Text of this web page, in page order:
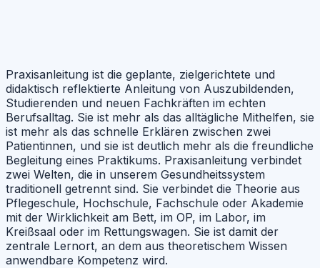
Praxisanleitung ist die geplante, zielgerichtete und
didaktisch reflektierte Anleitung von Auszubildenden,
Studierenden und neuen Fachkräften im echten
Berufsalltag. Sie ist mehr als das alltägliche Mithelfen, sie
ist mehr als das schnelle Erklären zwischen zwei
Patientinnen, und sie ist deutlich mehr als die freundliche
Begleitung eines Praktikums. Praxisanleitung verbindet
zwei Welten, die in unserem Gesundheitssystem
traditionell getrennt sind. Sie verbindet die Theorie aus
Pflegeschule, Hochschule, Fachschule oder Akademie
mit der Wirklichkeit am Bett, im OP, im Labor, im
Kreißsaal oder im Rettungswagen. Sie ist damit der
zentrale Lernort, an dem aus theoretischem Wissen
anwendbare Kompetenz wird.